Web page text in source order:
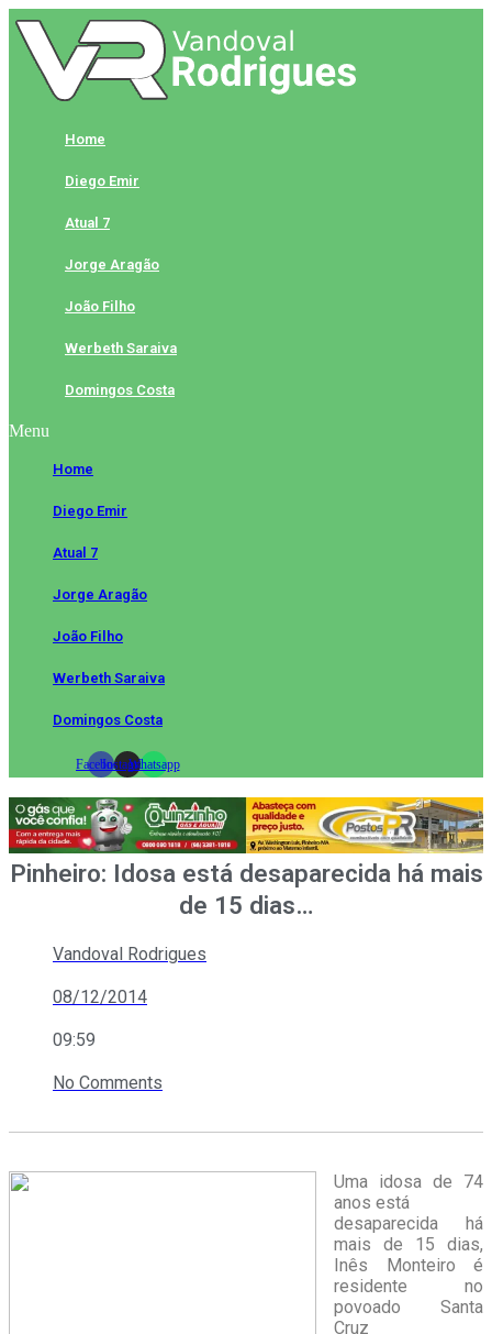
Skip
to
content
Home
Diego Emir
Atual 7
Jorge Aragão
João Filho
Werbeth Saraiva
Domingos Costa
Menu
Home
Diego Emir
Atual 7
Jorge Aragão
João Filho
Werbeth Saraiva
Domingos Costa
FacebookInstagramWhatsapp
Pinheiro: Idosa está desaparecida há mais
de 15 dias…
Vandoval Rodrigues
08/12/2014
09:59
No Comments
Uma idosa de 74
anos está
desaparecida há
mais de 15 dias,
Inês Monteiro é
residente no
povoado Santa
Cruz